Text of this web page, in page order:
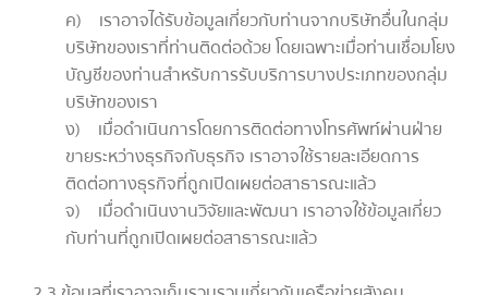
ค) เราอาจได้รับข้อมูลเกี่ยวกับท่านจากบริษัทอื่นในกลุ่ม
บริษัทของเราที่ท่านติดต่อด้วย โดยเฉพาะเมื่อท่านเชื่อมโยง
บัญชีของท่านสำหรับการรับบริการบางประเภทของกลุ่ม
บริษัทของเรา
ง) เมื่อดำเนินการโดยการติดต่อทางโทรศัพท์ผ่านฝ่าย
ขายระหว่างธุรกิจกับธุรกิจ เราอาจใช้รายละเอียดการ
ติดต่อทางธุรกิจที่ถูกเปิดเผยต่อสาธารณะแล้ว
จ) เมื่อดำเนินงานวิจัยและพัฒนา เราอาจใช้ข้อมูลเกี่ยว
กับท่านที่ถูกเปิดเผยต่อสาธารณะแล้ว